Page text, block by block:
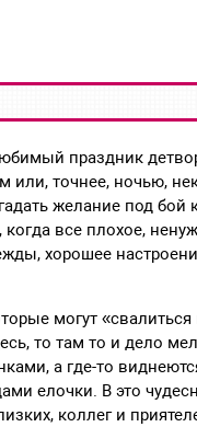
праздник
точнее, ночью,
желание под бой
все плохое,
хорошее
могут
то там то и дело
а где-то
елочки. В это
коллег и